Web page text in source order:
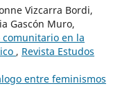
Vizcarra Bordi,
Gascón Muro,
en la
, Revista Estudos
entre feminismos